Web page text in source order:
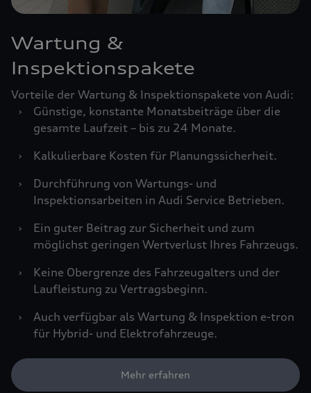
Wartung &
Inspektionspakete
Vorteile der Wartung & Inspektionspakete von Audi:
›
Günstige, konstante Monatsbeiträge über die
gesamte Laufzeit – bis zu 24 Monate.
›
Kalkulierbare Kosten für Planungssicherheit.
›
Durchführung von Wartungs- und
Inspektionsarbeiten in Audi Service Betrieben.
›
Ein guter Beitrag zur Sicherheit und zum
möglichst geringen Wertverlust Ihres Fahrzeugs.
›
Keine Obergrenze des Fahrzeugalters und der
Laufleistung zu Vertragsbeginn.
›
Auch verfügbar als Wartung & Inspektion e-tron
für Hybrid- und Elektrofahrzeuge.
Mehr erfahren